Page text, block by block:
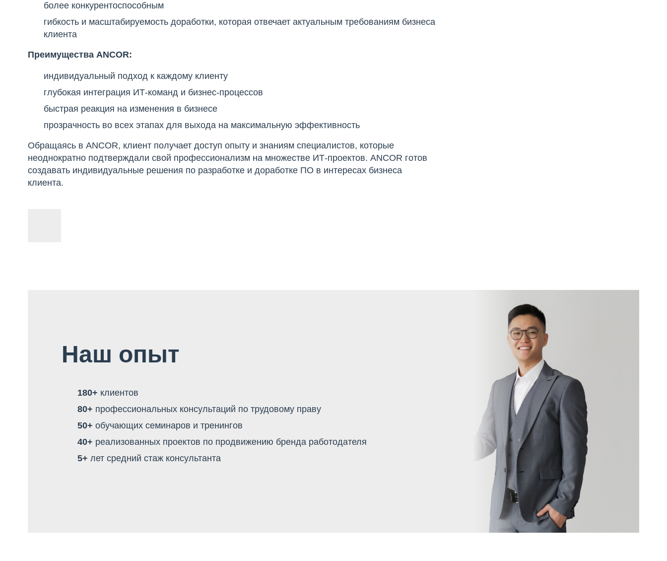
более конкурентоспособным
гибкость и масштабируемость доработки, которая отвечает актуальным требованиям бизнеса
клиента
Преимущества ANCOR:
индивидуальный подход к каждому клиенту
глубокая интеграция ИТ-команд и бизнес-процессов
быстрая реакция на изменения в бизнесе
прозрачность во всех этапах для выхода на максимальную эффективность
Обращаясь в ANCOR, клиент получает доступ опыту и знаниям специалистов, которые
неоднократно подтверждали свой профессионализм на множестве ИТ-проектов. ANCOR готов
создавать индивидуальные решения по разработке и доработке ПО в интересах бизнеса
клиента.
Наш опыт
180+ клиентов
80+ профессиональных консультаций по трудовому праву
50+ обучающих семинаров и тренингов
40+ реализованных проектов по продвижению бренда работодателя
5+ лет средний стаж консультанта